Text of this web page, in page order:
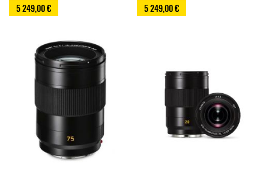
5 249,00 € 5 249,00 €